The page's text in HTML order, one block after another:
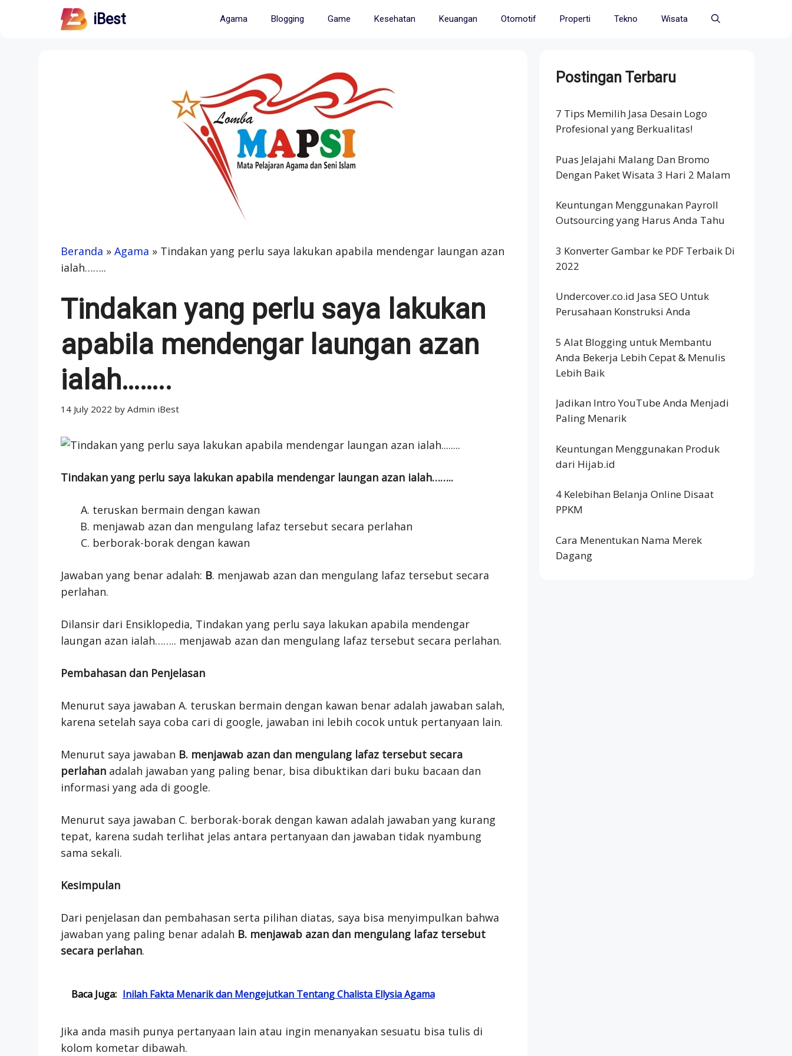
iBest Agama Blogging Game Kesehatan Keuangan Otomotif Properti Tekno Wisata
Beranda » Agama » Tindakan yang perlu saya lakukan apabila mendengar laungan azan
ialah……..
Tindakan yang perlu saya lakukan
apabila mendengar laungan azan
ialah……..
14 July 2022 by Admin iBest
Tindakan yang perlu saya lakukan apabila mendengar laungan azan ialah……..
teruskan bermain dengan kawan
menjawab azan dan mengulang lafaz tersebut secara perlahan
berborak-borak dengan kawan
Jawaban yang benar adalah: B. menjawab azan dan mengulang lafaz tersebut secara
perlahan.
Dilansir dari Ensiklopedia, Tindakan yang perlu saya lakukan apabila mendengar
laungan azan ialah…….. menjawab azan dan mengulang lafaz tersebut secara perlahan.
Pembahasan dan Penjelasan
Menurut saya jawaban A. teruskan bermain dengan kawan benar adalah jawaban salah,
karena setelah saya coba cari di google, jawaban ini lebih cocok untuk pertanyaan lain.
Menurut saya jawaban B. menjawab azan dan mengulang lafaz tersebut secara
perlahanadalah jawaban yang paling benar, bisa dibuktikan dari buku bacaan dan
informasi yang ada di google.
Menurut saya jawaban C. berborak-borak dengan kawan adalah jawaban yang kurang
tepat, karena sudah terlihat jelas antara pertanyaan dan jawaban tidak nyambung
sama sekali.
Kesimpulan
Dari penjelasan dan pembahasan serta pilihan diatas, saya bisa menyimpulkan bahwa
jawaban yang paling benar adalah B. menjawab azan dan mengulang lafaz tersebut
secara perlahan.
Baca Juga: Inilah Fakta Menarik dan Mengejutkan Tentang Chalista Ellysia Agama
Jika anda masih punya pertanyaan lain atau ingin menanyakan sesuatu bisa tulis di
kolom kometar dibawah.
Postingan Terbaru
7 Tips Memilih Jasa Desain Logo
Profesional yang Berkualitas!
Puas Jelajahi Malang Dan Bromo
Dengan Paket Wisata 3 Hari 2 Malam
Keuntungan Menggunakan Payroll
Outsourcing yang Harus Anda Tahu
3 Konverter Gambar ke PDF Terbaik Di
2022
Undercover.co.id Jasa SEO Untuk
Perusahaan Konstruksi Anda
5 Alat Blogging untuk Membantu
Anda Bekerja Lebih Cepat & Menulis
Lebih Baik
Jadikan Intro YouTube Anda Menjadi
Paling Menarik
Keuntungan Menggunakan Produk
dari Hijab.id
4 Kelebihan Belanja Online Disaat
PPKM
Cara Menentukan Nama Merek
Dagang